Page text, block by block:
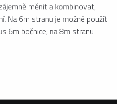
měnit a kombinovat,
Na 6m stranu je možné použít
6m bočnice, na 8m stranu